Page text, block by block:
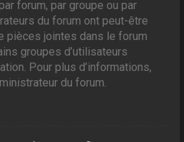
forum, par groupe ou par
du forum ont peut-être
pièces jointes dans le forum
groupes d’utilisateurs
Pour plus d’informations,
du forum.